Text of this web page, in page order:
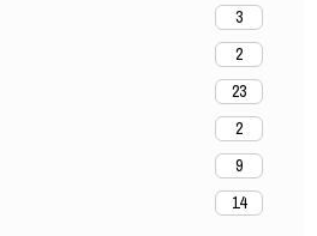
3
2
23
2
9
14